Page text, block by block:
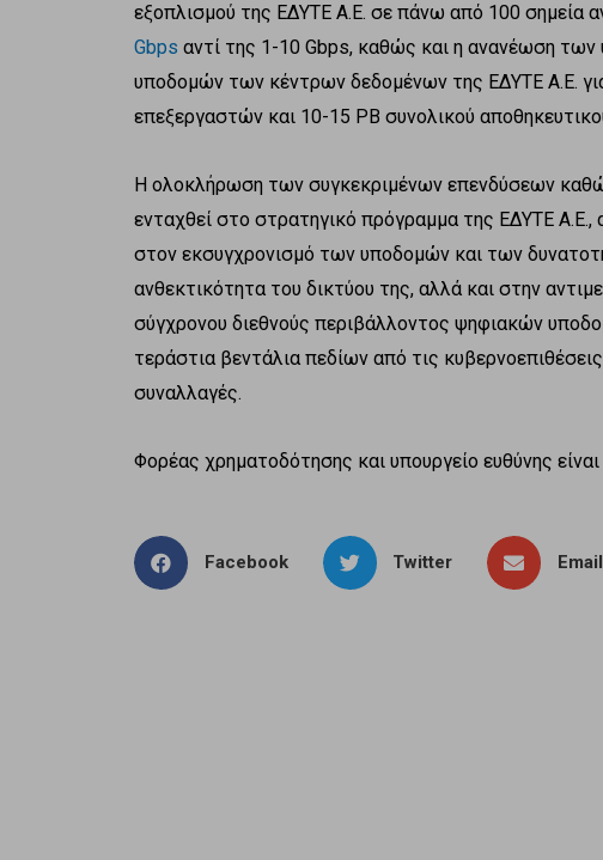
εξοπλισμού της ΕΔΥΤΕ Α.Ε. σε πάνω από 100 σημεία
Gbps αντί της 1-10 Gbps, καθώς και η ανανέωση των
υποδομών των κέντρων δεδομένων της ΕΔΥΤΕ Α.Ε.
επεξεργαστών και 10-15 PB συνολικού
Η ολοκλήρωση των συγκεκριμένων επενδύσεων
ενταχθεί στο στρατηγικό πρόγραμμα της ΕΔΥΤΕ
στον εκσυγχρονισμό των υποδομών και των
ανθεκτικότητα του δικτύου της, αλλά και στην
σύγχρονου διεθνούς περιβάλλοντος ψηφιακών
τεράστια βεντάλια πεδίων από τις
συναλλαγές.
Φορέας χρηματοδότησης και υπουργείο ευθύνης
Facebook Twitter Email